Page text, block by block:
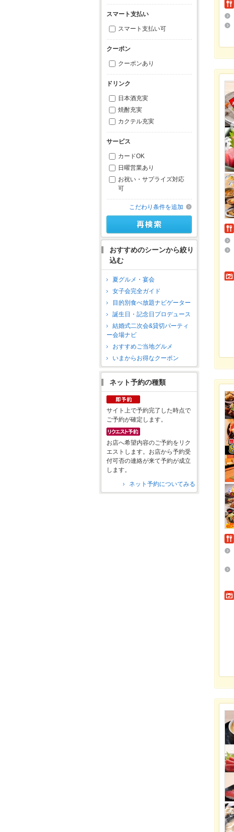
スマート支払い
スマート支払い可
クーポン
クーポンあり
ドリンク
日本酒充実
焼酎充実
カクテル充実
サービス
カードOK
日曜営業あり
お祝い・サプライズ対応
可
こだわり条件を追加
おすすめのシーンから絞り
込む
夏グルメ・宴会
女子会完全ガイド
目的別食べ放題ナビゲーター
誕生日・記念日プロデュース
結婚式二次会&貸切パーティ
ー会場ナビ
おすすめご当地グルメ
いまからお得なクーポン
ネット予約の種類
サイト上で予約完了した時点で
ご予約が確定します。
お店へ希望内容のご予約をリク
エストします。お店から予約受
付可否の連絡が来て予約が成立
します。
ネット予約についてみる